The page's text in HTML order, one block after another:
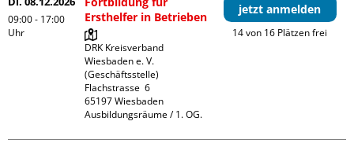
09:00 - 17:00
Uhr
Ersthelfer in Betrieben
DRK Kreisverband
Wiesbaden e. V.
(Geschäftsstelle)
Flachstrasse  6
65197 Wiesbaden
Ausbildungsräume / 1. OG.
jetzt anmelden
14 von 16 Plätzen frei